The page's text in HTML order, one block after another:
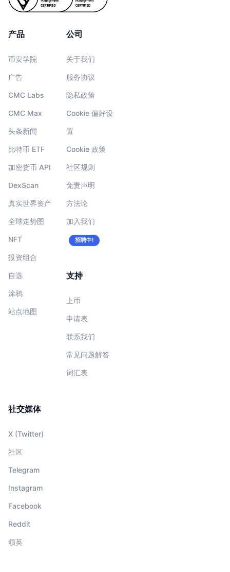
产品
币安学院
广告
CMC Labs
CMC Max
头条新闻
比特币 ETF
加密货币 API
DexScan
真实世界资产
全球走势图
NFT
投资组合
自选
涂鸦
站点地图
公司
关于我们
服务协议
隐私政策
Cookie 偏好设
置
Cookie 政策
社区规则
免责声明
方法论
加入我们
招聘中!
支持
上币
申请表
联系我们
常见问题解答
词汇表
社交媒体
X (Twitter)
社区
Telegram
Instagram
Facebook
Reddit
领英